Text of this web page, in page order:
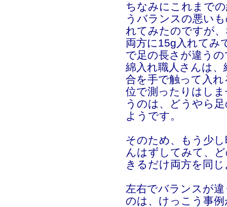
ちなみにこれまで
うバランスの悪い
れてみたのですが
両方に15g入れてみ
で足の長さが違う
綿入れ職人さんは
合を手で触って入
位で測ったりはし
うのは、どうやら
ようです。
そのため、もう少
んはずしてみて、
きるだけ両方を同
左右でバランスが
のは、けっこう事